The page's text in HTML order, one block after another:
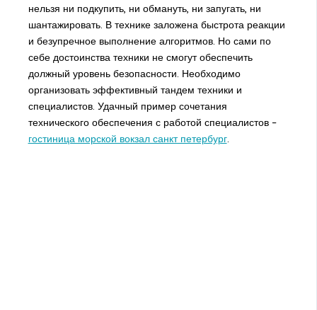
нельзя ни подкупить, ни обмануть, ни запугать, ни
шантажировать. В технике заложена быстрота реакции
и безупречное выполнение алгоритмов. Но сами по
себе достоинства техники не смогут обеспечить
должный уровень безопасности. Необходимо
организовать эффективный тандем техники и
специалистов. Удачный пример сочетания
технического обеспечения с работой специалистов –
гостиница морской вокзал санкт петербург.